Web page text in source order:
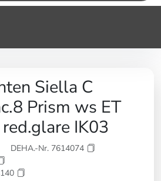
Siella C
Prism ws ET
IK03
DEHA.-Nr. 7614074